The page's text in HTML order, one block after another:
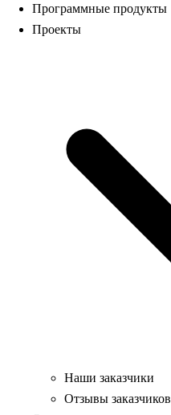
Программные продукты
Проекты
Наши заказчики
Отзывы заказчиков